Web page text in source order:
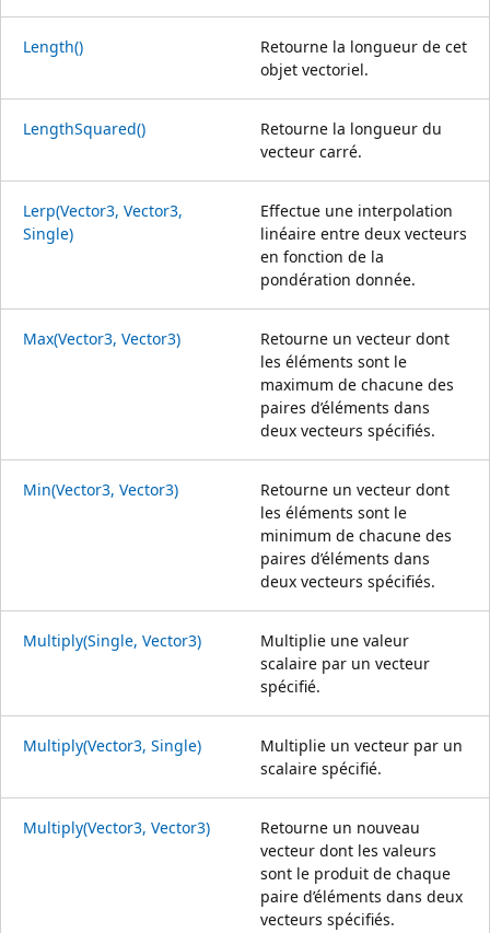
Length()
Retourne la longueur de cet
objet vectoriel.
LengthSquared()
Retourne la longueur du
vecteur carré.
Lerp(Vector3, Vector3,
Single)
Effectue une interpolation
linéaire entre deux vecteurs
en fonction de la
pondération donnée.
Max(Vector3, Vector3)
Retourne un vecteur dont
les éléments sont le
maximum de chacune des
paires d’éléments dans
deux vecteurs spécifiés.
Min(Vector3, Vector3)
Retourne un vecteur dont
les éléments sont le
minimum de chacune des
paires d’éléments dans
deux vecteurs spécifiés.
Multiply(Single, Vector3)
Multiplie une valeur
scalaire par un vecteur
spécifié.
Multiply(Vector3, Single)
Multiplie un vecteur par un
scalaire spécifié.
Multiply(Vector3, Vector3)
Retourne un nouveau
vecteur dont les valeurs
sont le produit de chaque
paire d’éléments dans deux
vecteurs spécifiés.